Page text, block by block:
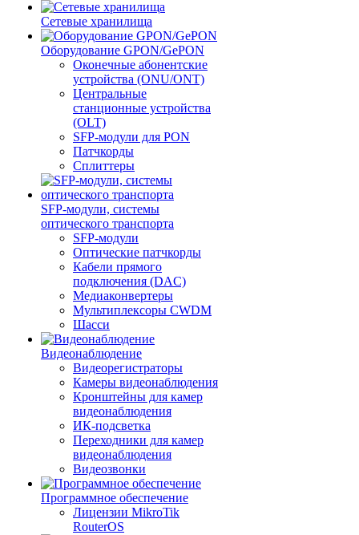
Сетевые хранилища
Оборудование GPON/GePON
Оконечные абонентские
устройства (ONU/ONT)
Центральные
станционные устройства
(OLT)
SFP-модули для PON
Патчкорды
Сплиттеры
SFP-модули, системы
оптического транспорта
SFP-модули
Оптические патчкорды
Кабели прямого
подключения (DAC)
Медиаконвертеры
Мультиплексоры CWDM
Шасси
Видеонаблюдение
Видеорегистраторы
Камеры видеонаблюдения
Кронштейны для камер
видеонаблюдения
ИК-подсветка
Переходники для камер
видеонаблюдения
Видеозвонки
Программное обеспечение
Лицензии MikroTik
RouterOS